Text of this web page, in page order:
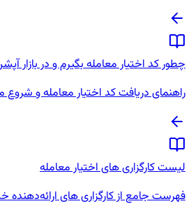
چطور کد اختیار معامله بگیرم و در بازار
راهنمای دریافت کد اختیار معامله و شروع
لیست کارگزاری های اختیار معامله
فهرست جامع از کارگزاری‌ های ارائه‌دهنده